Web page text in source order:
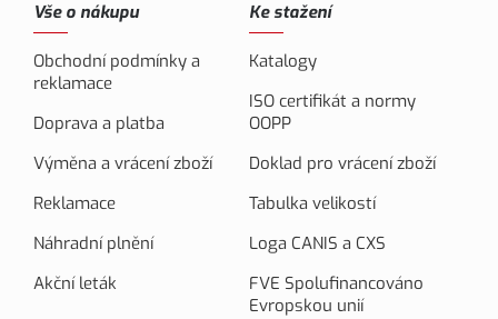
Vše o nákupu
Obchodní podmínky a
reklamace
Doprava a platba
Výměna a vrácení zboží
Reklamace
Náhradní plnění
Akční leták
Ke stažení
Katalogy
ISO certifikát a normy
OOPP
Doklad pro vrácení zboží
Tabulka velikostí
Loga CANIS a CXS
FVE Spolufinancováno
Evropskou unií